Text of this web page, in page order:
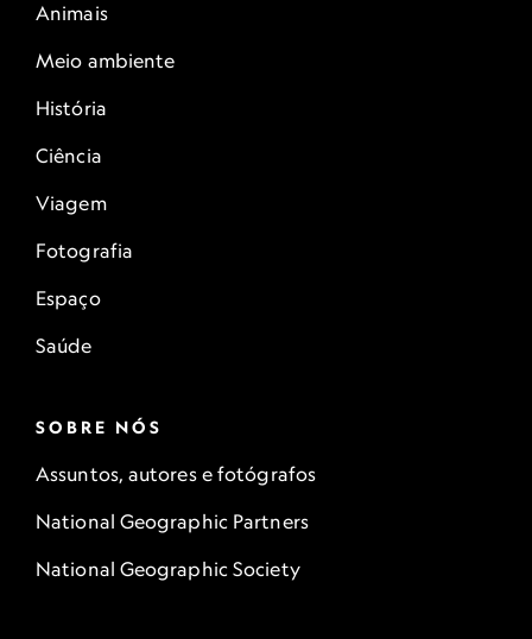
Animais
Meio ambiente
História
Ciência
Viagem
Fotografia
Espaço
Saúde
SOBRE NÓS
Assuntos, autores e fotógrafos
National Geographic Partners
National Geographic Society